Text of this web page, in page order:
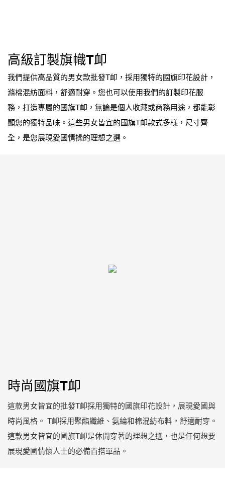
高級訂製旗幟T卹
我們提供高品質的男女款批發T卹，採用獨特的國旗印花設計，
滌棉混紡面料，舒適耐穿。您也可以使用我們的訂製印花服
務，打造專屬的國旗T卹，無論是個人收藏或商務用途，都能彰
顯您的獨特品味。這些男女皆宜的國旗T卹款式多樣，尺寸齊
全，是您展現愛國情操的理想之選。
時尚國旗T卹
這款男女皆宜的批發T卹採用獨特的國旗印花設計，展現愛國與
時尚風格。 T卹採用聚酯纖維、氨綸和棉混紡布料，舒適耐穿。
這款男女皆宜的國旗T卹是休閒穿著的理想之選，也是任何想要
展現愛國情懷人士的必備百搭單品。